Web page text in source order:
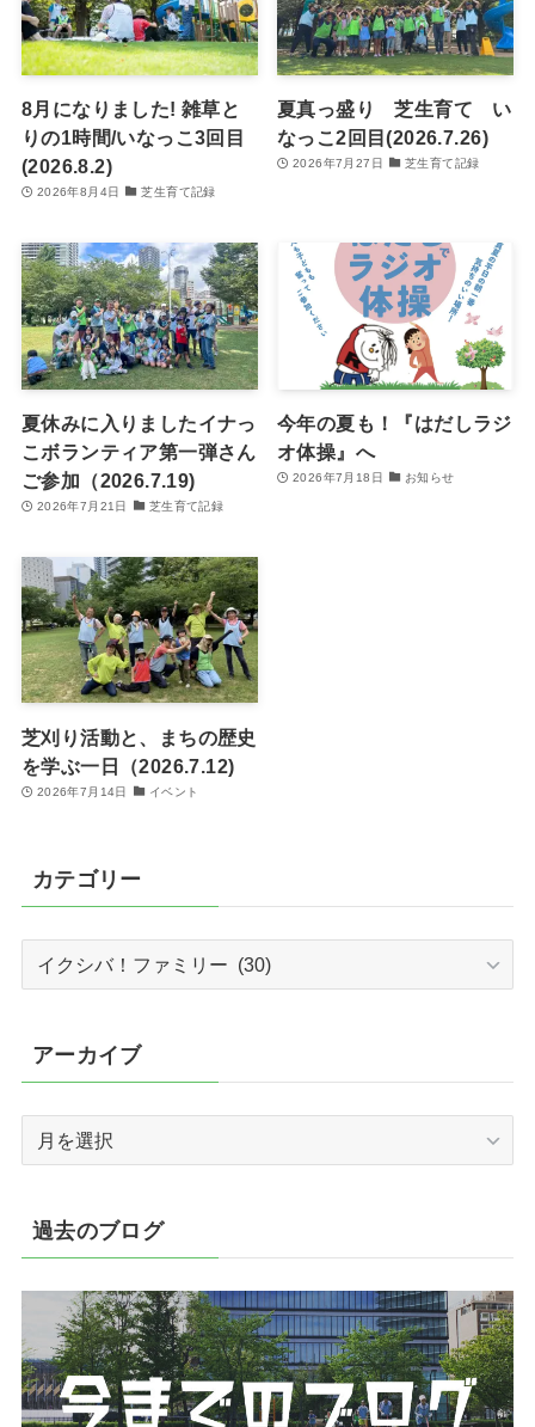
8月になりました! 雑草と
りの1時間/いなっこ3回目
(2026.8.2)
2026年8月4日 芝生育て記録
夏真っ盛り 芝生育て い
なっこ2回目(2026.7.26)
2026年7月27日 芝生育て記録
夏休みに入りましたイナっ
こボランティア第一弾さん
ご参加（2026.7.19)
2026年7月21日 芝生育て記録
今年の夏も！『はだしラジ
オ体操』へ
2026年7月18日 お知らせ
芝刈り活動と、まちの歴史
を学ぶ一日（2026.7.12)
2026年7月14日 イベント
カテゴリー
ー
アーカイブ
イ
ブ
過去のブログ